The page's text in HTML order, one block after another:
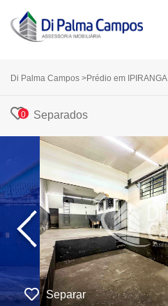
Di Palma Campos >Prédio em IPIRANGA
0 Separados
‹
Separar